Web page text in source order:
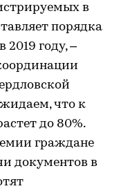
в
порядка
2019 году, –
что к
до 80%.
граждане
документов в